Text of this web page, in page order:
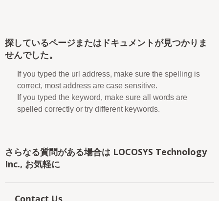
探しているページまたはドキュメントが見つかりま
せんでした。
If you typed the url address, make sure the spelling is
correct, most address are case sensitive.
If you typed the keyword, make sure all words are
spelled correctly or try different keywords.
さらなる質問がある場合は LOCOSYS Technology
Inc., お気軽に